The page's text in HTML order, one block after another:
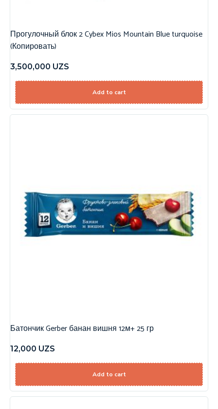
Прогулочный блок 2 Cybex Mios Mountain Blue turquoise
(Копировать)
3,500,000 UZS
Add to cart
Батончик Gerber банан вишня 12м+ 25 гр
12,000 UZS
Add to cart